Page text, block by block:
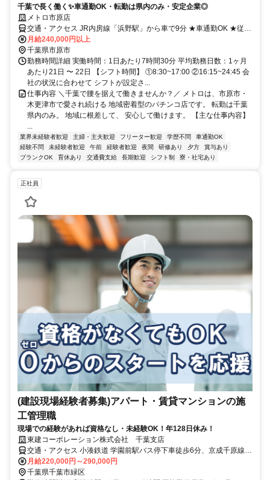
千葉で長く働く✨車通勤OK・転勤は県内のみ・安定企業◎
メトロ市原店
交通・アクセス JR内房線「浜野駅」から車で9分 ★車通勤OK ★従業
員専用駐車場あり
月給240,000円以上
千葉県市原市
勤務時間詳細 実働時間：1日あたり7時間30分 平均勤務日数：1ヶ月
あたり21日 〜 22日 【シフト時間】 ①8:30~17:00 ②16:15~24:45 会
社の状況に合わせて シフトが設定さ...
仕事内容 ＼千葉で腰を据えて働きませんか？／ メトロは、市原市・
木更津市で愛され続ける 地域密着型のパチンコ店です。 転勤は千葉
県内のみ。 地域に根差して、 安心して働けます。 【主な仕事内容】
...
業界未経験者歓迎 主婦・主夫歓迎 フリーター歓迎 学歴不問
車通勤OK
経験不問
未経験者歓迎 午前 経験者歓迎 夜間 研修あり 夕方
賞与あり
ブランクOK
育休あり 交通費支給 長期歓迎 シフト制 寮・社宅あり
正社員
(建設現場経験者募集)アパート・賃貸マンションの施
工管理職
現場での経験があれば資格なし・未経験OK！年128日休み！
東建コーポレーション株式会社 千葉支店
交通・アクセス 小湊鉄道 学園前駅バス停下車徒歩6分、京成千原線
おゆみ野駅下車徒歩9分
月給220,000円～290,000円
千葉県千葉市緑区